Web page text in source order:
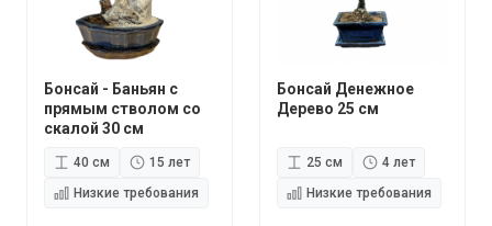
Бонсай - Баньян с
прямым стволом со
скалой 30 см
40 см
15 лет
Низкие требования
Бонсай Денежное
Дерево 25 см
25 см
4 лет
Низкие требования